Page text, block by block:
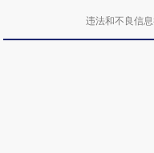
违法和不良信